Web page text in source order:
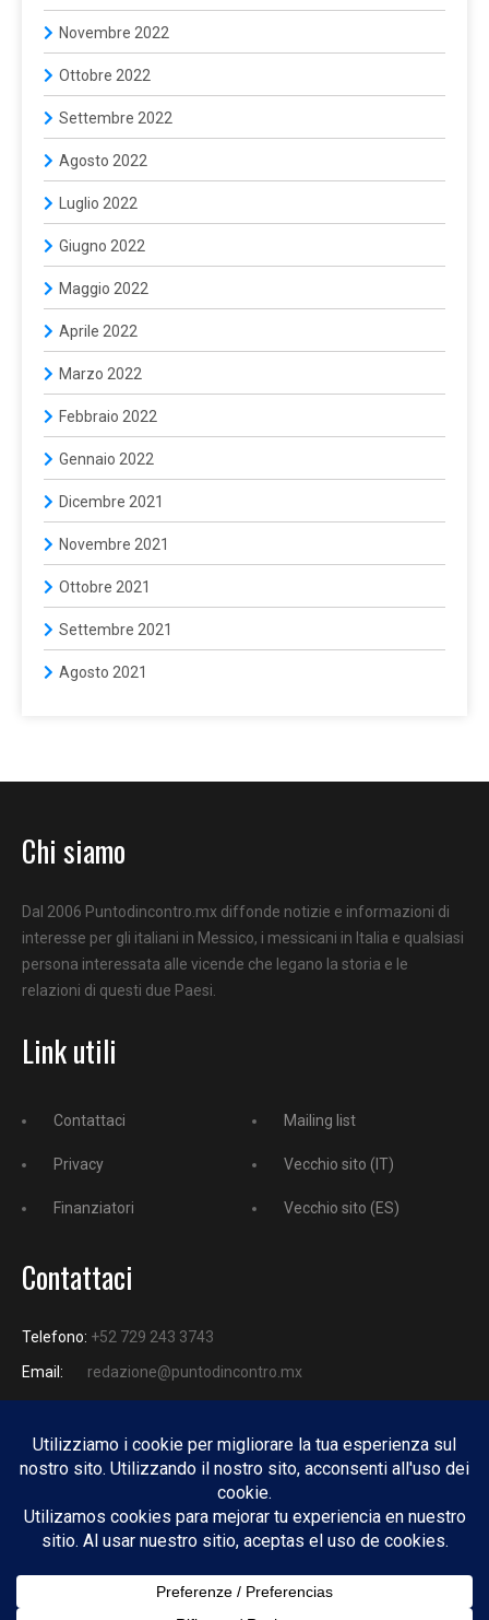
Novembre 2022
Ottobre 2022
Settembre 2022
Agosto 2022
Luglio 2022
Giugno 2022
Maggio 2022
Aprile 2022
Marzo 2022
Febbraio 2022
Gennaio 2022
Dicembre 2021
Novembre 2021
Ottobre 2021
Settembre 2021
Agosto 2021
Chi siamo
Dal 2006 Puntodincontro.mx diffonde notizie e informazioni di
interesse per gli italiani in Messico, i messicani in Italia e qualsiasi
persona interessata alle vicende che legano la storia e le
relazioni di questi due Paesi.
Link utili
Contattaci
Privacy
Finanziatori
Mailing list
Vecchio sito (IT)
Vecchio sito (ES)
Contattaci
Telefono: +52 729 243 3743
Email:
redazione@puntodincontro.mx
PUNTODINCONTRO